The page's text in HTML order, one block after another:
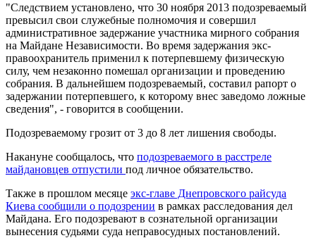
"Следствием установлено, что 30 ноября 2013 подозреваемый
превысил свои служебные полномочия и совершил
административное задержание участника мирного собрания
на Майдане Независимости. Во время задержания экс-
правоохранитель применил к потерпевшему физическую
силу, чем незаконно помешал организации и проведению
собрания. В дальнейшем подозреваемый, составил рапорт о
задержании потерпевшего, к которому внес заведомо ложные
сведения", - говорится в сообщении.
Подозреваемому грозит от 3 до 8 лет лишения свободы.
Накануне сообщалось, что подозреваемого в расстреле
майдановцев отпустили под личное обязательство.
Также в прошлом месяце экс-главе Днепровского райсуда
Киева сообщили о подозрении в рамках расследования дел
Майдана. Его подозревают в сознательной организации
вынесения судьями суда неправосудных постановлений.